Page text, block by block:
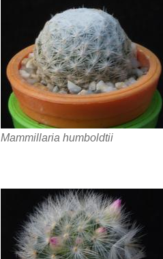
Mammillaria humboldtii